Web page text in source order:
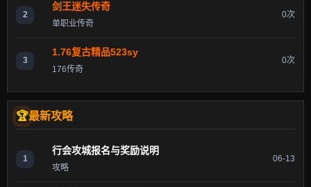
2
剑王迷失传奇
单职业传奇
0次
3
1.76复古精品523sy
176传奇
0次
最新攻略
1
行会攻城报名与奖励说明
攻略
06-13